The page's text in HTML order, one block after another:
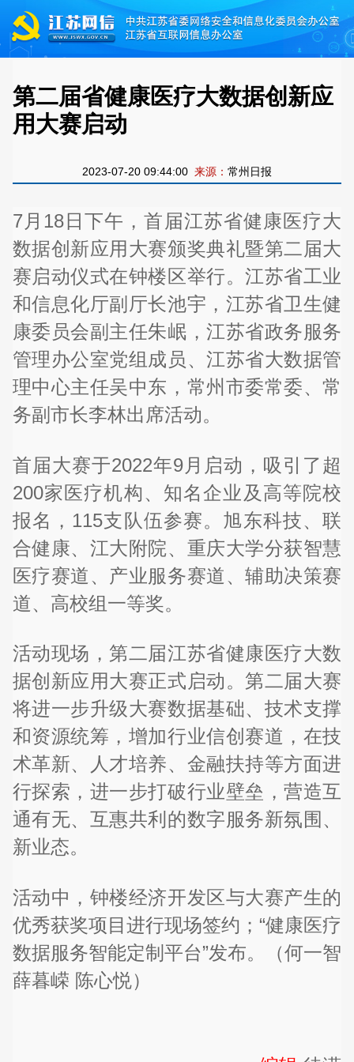
第二届省健康医疗大数据创新应
用大赛启动
2023-07-20 09:44:00 来源： 常州日报
7月18日下午，首届江苏省健康医疗大
数据创新应用大赛颁奖典礼暨第二届大
赛启动仪式在钟楼区举行。江苏省工业
和信息化厅副厅长池宇，江苏省卫生健
康委员会副主任朱岷，江苏省政务服务
管理办公室党组成员、江苏省大数据管
理中心主任吴中东，常州市委常委、常
务副市长李林出席活动。
首届大赛于2022年9月启动，吸引了超
200家医疗机构、知名企业及高等院校
报名，115支队伍参赛。旭东科技、联
合健康、江大附院、重庆大学分获智慧
医疗赛道、产业服务赛道、辅助决策赛
道、高校组一等奖。
活动现场，第二届江苏省健康医疗大数
据创新应用大赛正式启动。第二届大赛
将进一步升级大赛数据基础、技术支撑
和资源统筹，增加行业信创赛道，在技
术革新、人才培养、金融扶持等方面进
行探索，进一步打破行业壁垒，营造互
通有无、互惠共利的数字服务新氛围、
新业态。
活动中，钟楼经济开发区与大赛产生的
优秀获奖项目进行现场签约；“健康医疗
数据服务智能定制平台”发布。（何一智
薛暮嵘 陈心悦）